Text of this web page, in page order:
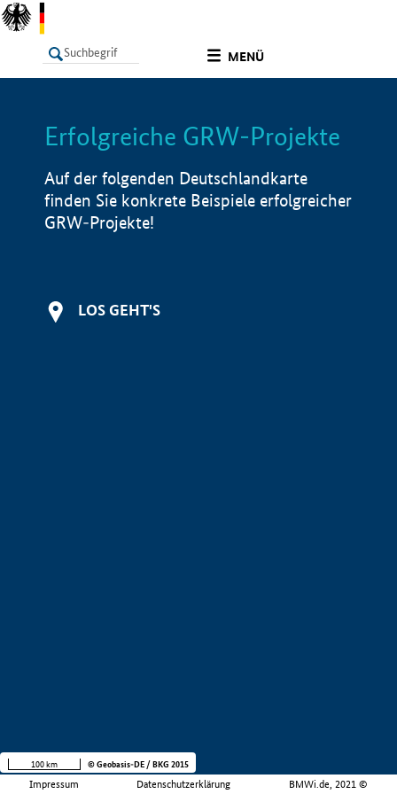
MENÜ
LISTE Info
Erfolgreiche GRW-Projekte
Auf der folgenden Deutschlandkarte
finden Sie konkrete Beispiele erfolgreicher
GRW-Projekte!
LOS GEHT'S
Impressum Datenschutzerklärung BMWi.de, 2021 ©
100 km © Geobasis-DE / BKG 2015